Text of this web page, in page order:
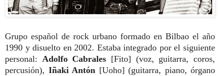
Grupo español de rock urbano formado en Bilbao el año
1990 y disuelto en 2002. Estaba integrado por el siguiente
personal: Adolfo Cabrales [Fito] (voz, guitarra, coros,
percusión), Iñaki Antón [Uoho] (guitarra, piano, órgano